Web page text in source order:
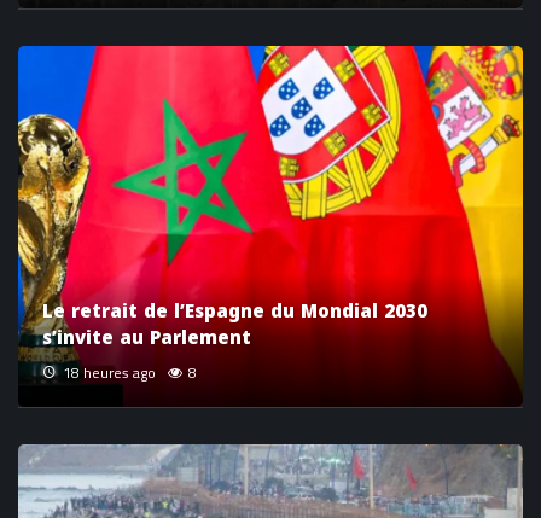
Le retrait de l’Espagne du Mondial 2030
s’invite au Parlement
18 heures ago 8